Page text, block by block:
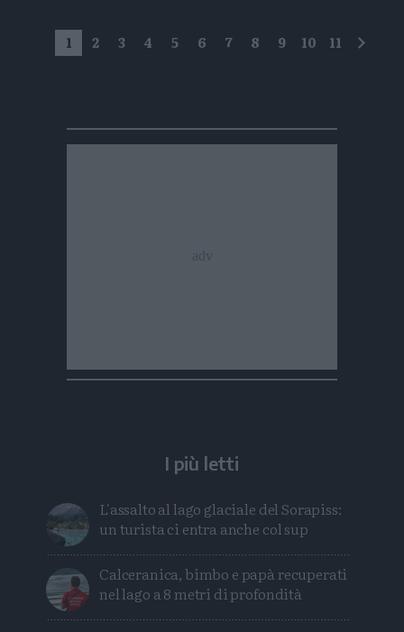
1 2 3 4 5 6 7 8 9 10 11
I più letti
L'assalto al lago glaciale del Sorapiss:
un turista ci entra anche col sup
Calceranica, bimbo e papà recuperati
nel lago a 8 metri di profondità